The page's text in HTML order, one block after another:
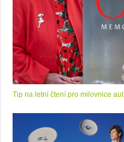
Tip na letní čtení pro milovnice aut